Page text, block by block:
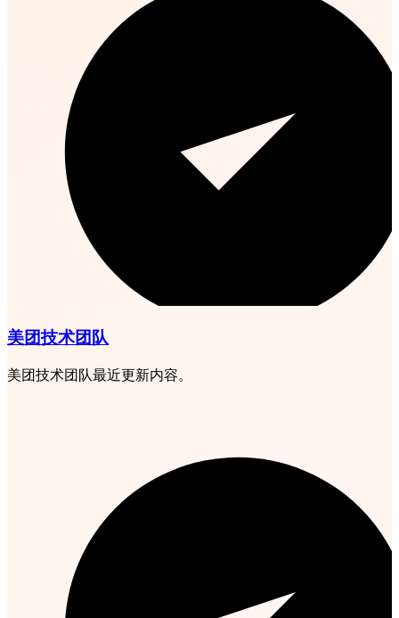
美团技术团队
美团技术团队最近更新内容。